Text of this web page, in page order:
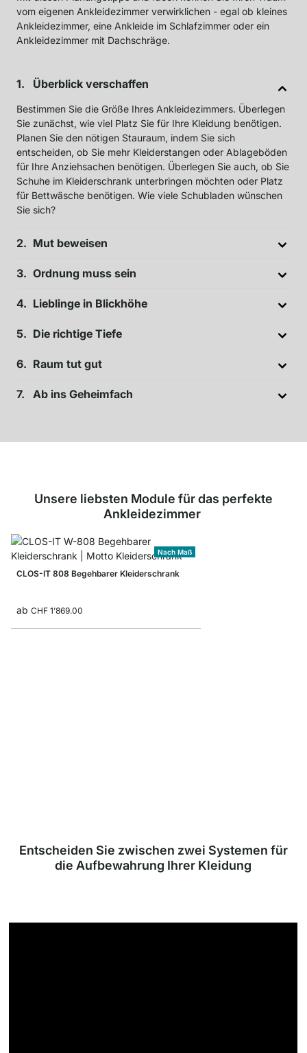
vom eigenen Ankleidezimmer verwirklichen - egal ob kleines
Ankleidezimmer, eine Ankleide im Schlafzimmer oder ein
Ankleidezimmer mit Dachschräge.
Überblick verschaffen
Bestimmen Sie die Größe Ihres Ankleidezimmers. Überlegen
Sie zunächst, wie viel Platz Sie für Ihre Kleidung benötigen.
Planen Sie den nötigen Stauraum, indem Sie sich
entscheiden, ob Sie mehr Kleiderstangen oder Ablageböden
für Ihre Anziehsachen benötigen. Überlegen Sie auch, ob Sie
Schuhe im Kleiderschrank unterbringen möchten oder Platz
für Bettwäsche benötigen. Wie viele Schubladen wünschen
Sie sich?
Mut beweisen
Ordnung muss sein
Lieblinge in Blickhöhe
Die richtige Tiefe
Raum tut gut
Ab ins Geheimfach
Unsere liebsten Module für das perfekte
Ankleidezimmer
Nach Maß
CLOS-IT 808 Begehbarer Kleiderschrank
ab CHF 1’869.00
Entscheiden Sie zwischen zwei Systemen für
die Aufbewahrung Ihrer Kleidung